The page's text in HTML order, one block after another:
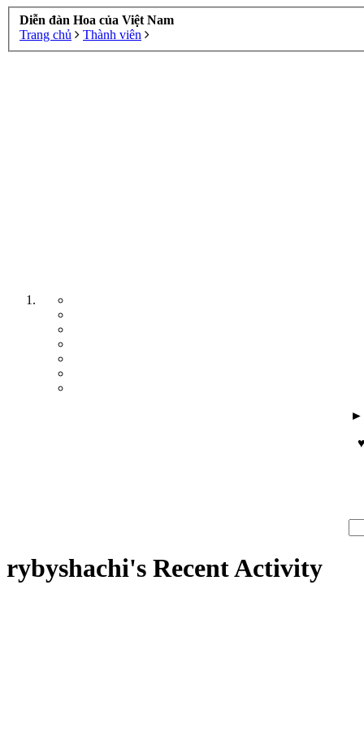
Diễn đàn Hoa của Việt Nam
Trang chủ
Thành viên
►
rybyshachi's Recent Activity